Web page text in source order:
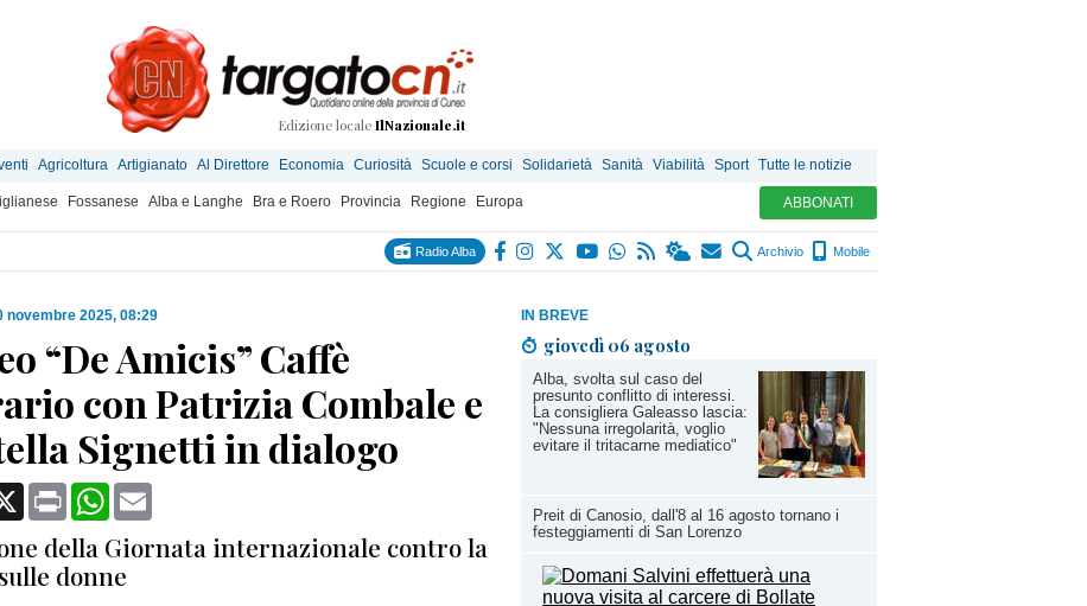
Edizione locale IlNazionale.it
Agricoltura Artigianato Al Direttore Economia Curiosità Scuole e corsi Solidarietà Sanità Viabilità Sport Tutte le notizie
Fossanese Alba e Langhe Bra e Roero Provincia Regione Europa ABBONATI
Radio Alba Archivio Mobile
IN BREVE
giovedì 06 agosto
Alba, svolta sul caso del
presunto conflitto di interessi.
La consigliera Galeasso lascia:
"Nessuna irregolarità, voglio
evitare il tritacarne mediatico"
Preit di Canosio, dall'8 al 16 agosto tornano i
festeggiamenti di San Lorenzo
novembre 2025, 08:29
“De Amicis” Caffè
con Patrizia Combale e
Signetti in dialogo
X Print WhatsApp
della Giornata internazionale contro la
donne